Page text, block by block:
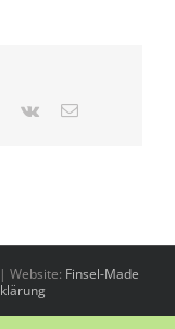
Pinterest
Vk
E-
Website: Finsel-Made